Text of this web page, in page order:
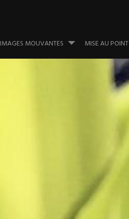
IMAGES MOUVANTES MISE AU POINT